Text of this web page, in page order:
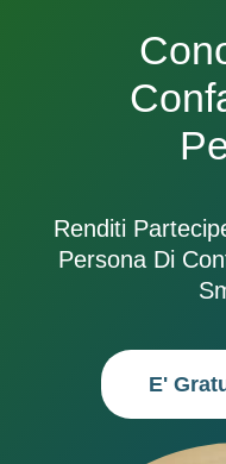
Renditi
Persona Di
E'